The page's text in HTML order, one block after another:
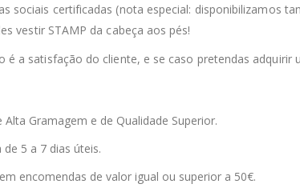
sociais certificadas (nota especial: disponibilizamos
vestir STAMP da cabeça aos pés!
é a satisfação do cliente, e se caso pretendas
Gramagem e de Qualidade Superior.
5 a 7 dias úteis.
encomendas de valor igual ou superior a 50€.